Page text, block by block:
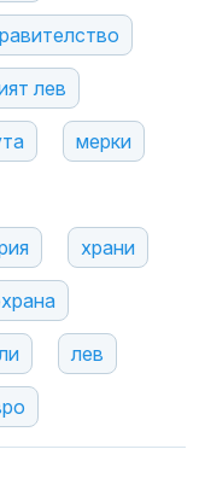
лев
мерки
храни
лев